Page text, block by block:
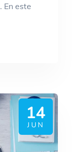
este
14
JUN